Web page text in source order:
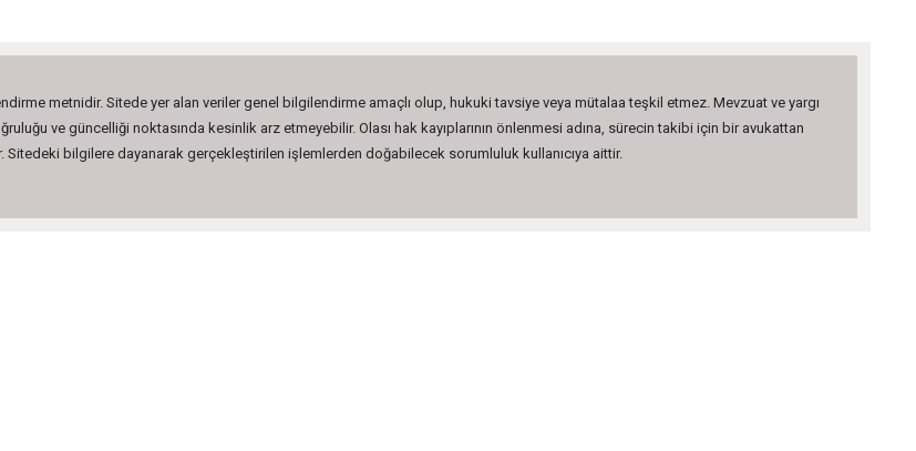
metnidir. Sitede yer alan veriler genel bilgilendirme amaçlı olup, hukuki tavsiye veya mütalaa teşkil etmez. Mevzuat ve yargı
ve güncelliği noktasında kesinlik arz etmeyebilir. Olası hak kayıplarının önlenmesi adına, sürecin takibi için bir avukattan
Sitedeki bilgilere dayanarak gerçekleştirilen işlemlerden doğabilecek sorumluluk kullanıcıya aittir.